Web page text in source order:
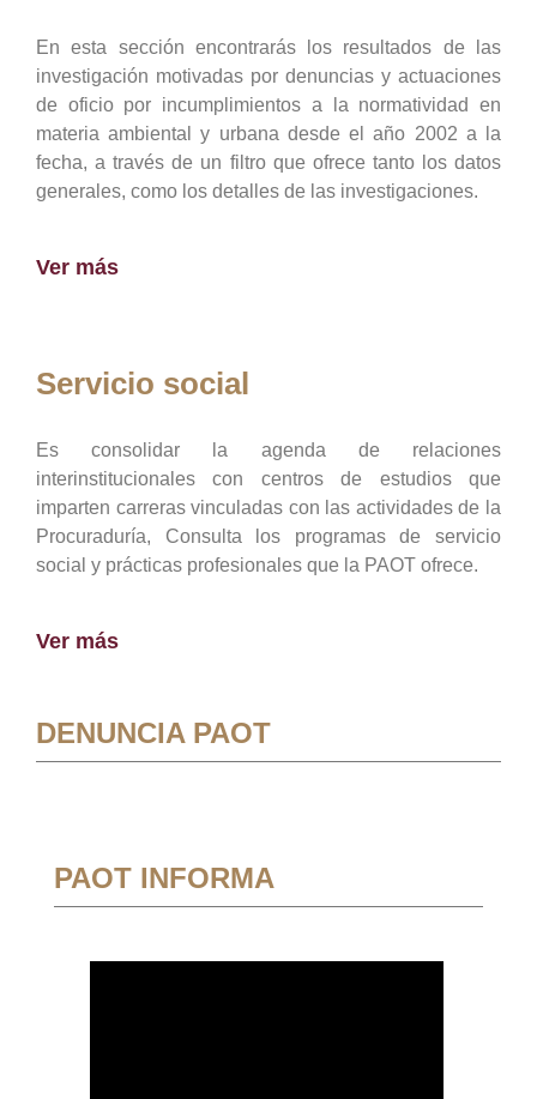
En esta sección encontrarás los resultados de las
investigación motivadas por denuncias y actuaciones
de oficio por incumplimientos a la normatividad en
materia ambiental y urbana desde el año 2002 a la
fecha, a través de un filtro que ofrece tanto los datos
generales, como los detalles de las investigaciones.
Ver más
Servicio social
Es consolidar la agenda de relaciones
interinstitucionales con centros de estudios que
imparten carreras vinculadas con las actividades de la
Procuraduría, Consulta los programas de servicio
social y prácticas profesionales que la PAOT ofrece.
Ver más
DENUNCIA PAOT
PAOT INFORMA